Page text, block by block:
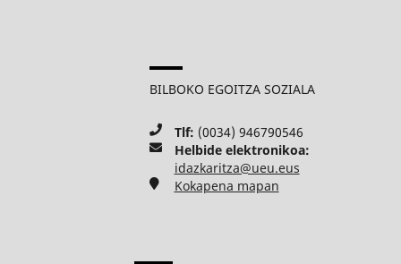
BILBOKO EGOITZA SOZIALA
Tlf: (0034) 946790546
Helbide elektronikoa:
idazkaritza@ueu.eus
Kokapena mapan